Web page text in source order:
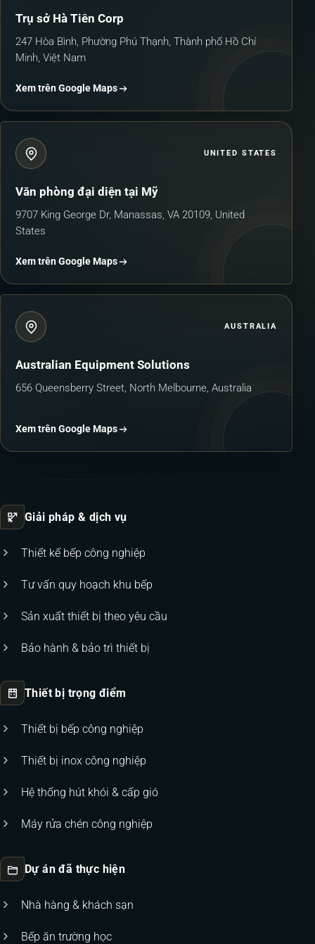
Trụ sở Hà Tiên Corp
247 Hòa Bình, Phường Phú Thạnh, Thành phố Hồ Chí
Minh, Việt Nam
Xem trên Google Maps
UNITED STATES
Văn phòng đại diện tại Mỹ
9707 King George Dr, Manassas, VA 20109, United
States
Xem trên Google Maps
AUSTRALIA
Australian Equipment Solutions
656 Queensberry Street, North Melbourne, Australia
Xem trên Google Maps
Giải pháp & dịch vụ
Thiết kế bếp công nghiệp
Tư vấn quy hoạch khu bếp
Sản xuất thiết bị theo yêu cầu
Bảo hành & bảo trì thiết bị
Thiết bị trọng điểm
Thiết bị bếp công nghiệp
Thiết bị inox công nghiệp
Hệ thống hút khói & cấp gió
Máy rửa chén công nghiệp
Dự án đã thực hiện
Nhà hàng & khách sạn
Bếp ăn trường học